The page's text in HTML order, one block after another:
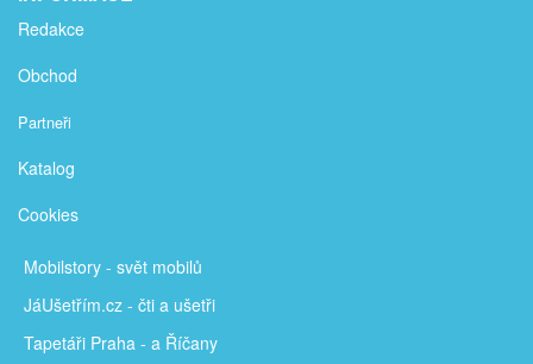
Redakce
Obchod
Partneři
Katalog
Cookies
Mobilstory - svět mobilů
JáUšetřím.cz - čti a ušetři
Tapetáři Praha - a Říčany